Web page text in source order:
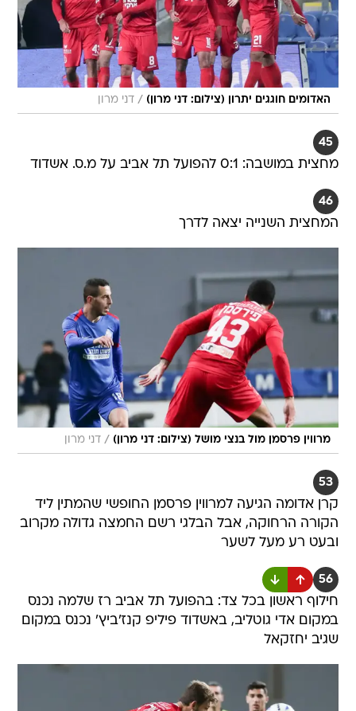
האדומים חוגגים יתרון (צילום: דני מרון) / דני מרון
45
מחצית במושבה: 0:1 להפועל תל אביב על מ.ס. אשדוד
46
המחצית השנייה יצאה לדרך
מרווין פרסמן מול בנצי מושל (צילום: דני מרון) / דני מרון
53
קרן אדומה הגיעה למרווין פרסמן החופשי שהמתין ליד
הקורה הרחוקה, אבל הבלגי רשם החמצה גדולה מקרוב
ובעט רע מעל לשער
56
חילוף ראשון בכל צד: בהפועל תל אביב רז שלמה נכנס
במקום אדי גוטליב, באשדוד פיליפ קנז'ביץ' נכנס במקום
שגיב יחזקאל